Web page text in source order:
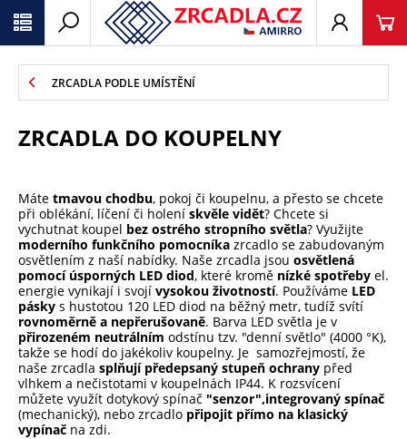
ZRCADLA PODLE UMÍSTĚNÍ
ZRCADLA DO KOUPELNY
Máte tmavou chodbu, pokoj či koupelnu, a přesto se chcete
při oblékání, líčení či holení skvěle vidět? Chcete si
vychutnat koupel bez ostrého stropního světla? Využijte
moderního funkčního pomocníka zrcadlo se zabudovaným
osvětlením z naší nabídky. Naše zrcadla jsou osvětlená
pomocí úsporných LED diod, které kromě nízké spotřeby el.
energie vynikají i svojí vysokou životností. Používáme LED
pásky s hustotou 120 LED diod na běžný metr, tudíž svítí
rovnoměrně a nepřerušovaně. Barva LED světla je v
přirozeném neutrálním odstínu tzv. "denní světlo" (4000 °K),
takže se hodí do jakékoliv koupelny. Je samozřejmostí, že
naše zrcadla splňují předepsaný stupeň ochrany před
vlhkem a nečistotami v koupelnách IP44. K rozsvícení
můžete využít dotykový spínač "senzor",integrovaný spínač
(mechanický), nebo zrcadlo připojit přímo na klasický
vypínač na zdi.